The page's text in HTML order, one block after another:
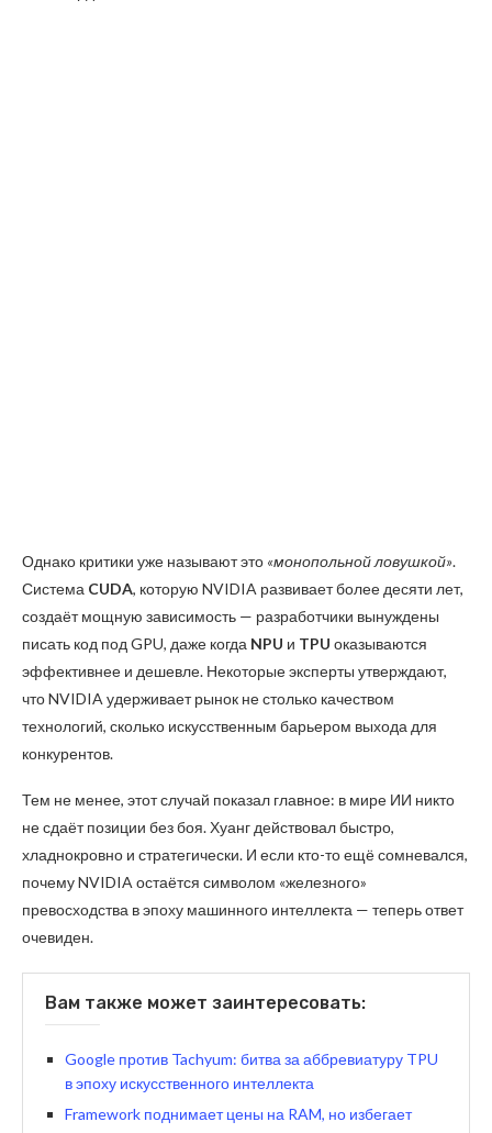
Однако критики уже называют это «монопольной ловушкой».
Система CUDA, которую NVIDIA развивает более десяти лет,
создаёт мощную зависимость — разработчики вынуждены
писать код под GPU, даже когда NPU и TPU оказываются
эффективнее и дешевле. Некоторые эксперты утверждают,
что NVIDIA удерживает рынок не столько качеством
технологий, сколько искусственным барьером выхода для
конкурентов.
Тем не менее, этот случай показал главное: в мире ИИ никто
не сдаёт позиции без боя. Хуанг действовал быстро,
хладнокровно и стратегически. И если кто-то ещё сомневался,
почему NVIDIA остаётся символом «железного»
превосходства в эпоху машинного интеллекта — теперь ответ
очевиден.
Вам также может заинтересовать:
Google против Tachyum: битва за аббревиатуру TPU
в эпоху искусственного интеллекта
Framework поднимает цены на RAM, но избегает